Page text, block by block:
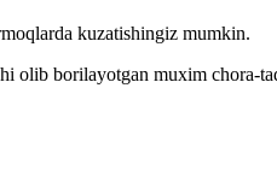
kuzatishingiz mumkin.
olib borilayotgan muxim chora-